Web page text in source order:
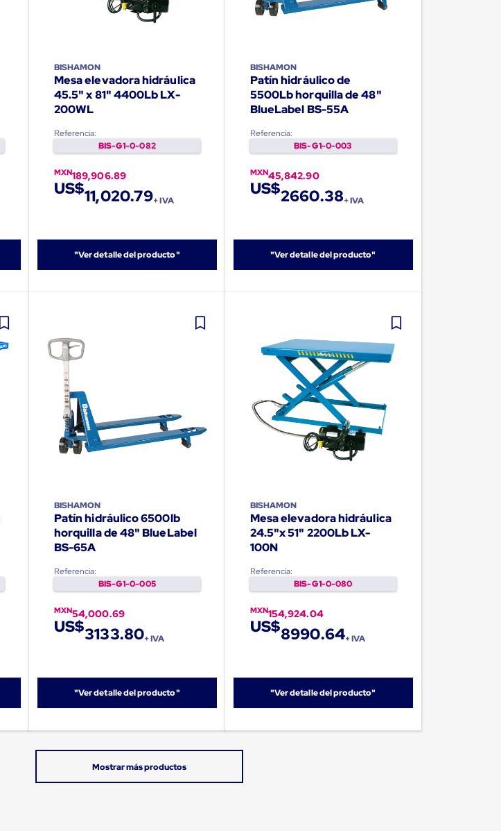
BISHAMON
Mesa elevadora hidráulica
45.5" x 81" 4400Lb LX-
200WL
Referencia:
BIS-G1-0-082
MXN189,906.89
US$11,020.79+ IVA
"Ver detalle del producto"
BISHAMON
Patín hidráulico de
5500Lb horquilla de 48"
BlueLabel BS-55A
Referencia:
BIS-G1-0-003
MXN45,842.90
US$2660.38+ IVA
"Ver detalle del producto"
BISHAMON
Patín hidráulico 6500lb
horquilla de 48" BlueLabel
BS-65A
Referencia:
BIS-G1-0-005
MXN54,000.69
US$3133.80+ IVA
"Ver detalle del producto"
BISHAMON
Mesa elevadora hidráulica
24.5"x 51" 2200Lb LX-
100N
Referencia:
BIS-G1-0-080
MXN154,924.04
US$8990.64+ IVA
"Ver detalle del producto"